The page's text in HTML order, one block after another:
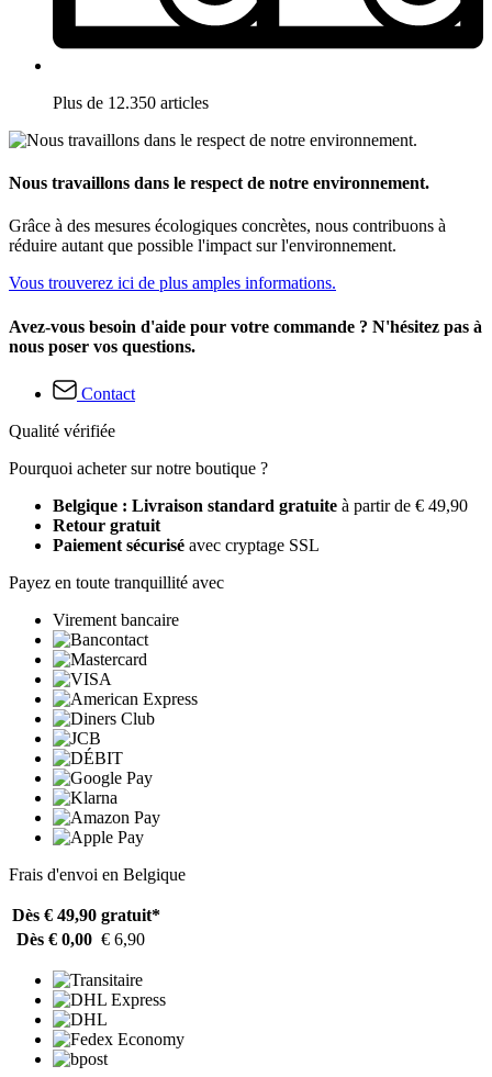
Plus de 12.350 articles
Nous travaillons dans le respect de notre environnement.
Grâce à des mesures écologiques concrètes, nous contribuons à
réduire autant que possible l'impact sur l'environnement.
Vous trouverez ici de plus amples informations.
Avez-vous besoin d'aide pour votre commande ? N'hésitez pas à
nous poser vos questions.
Contact
Qualité vérifiée
Pourquoi acheter sur notre boutique ?
Belgique : Livraison standard gratuite à partir de € 49,90
Retour gratuit
Paiement sécurisé avec cryptage SSL
Payez en toute tranquillité avec
Virement bancaire
Frais d'envoi en Belgique
Dès € 49,90 gratuit*
Dès € 0,00 € 6,90